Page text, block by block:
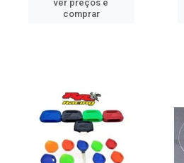
ver preços e
comprar